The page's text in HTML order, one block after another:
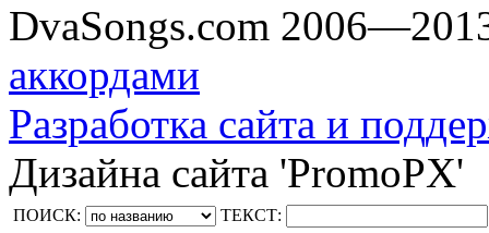
DvaSongs.com
аккордами
Разработка сайта и
Дизайна сайта 'PromoPX'
ПОИСК: ТЕКСТ: